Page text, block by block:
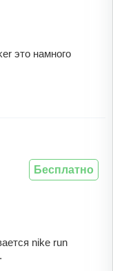
это намного
nike run
Бесплатно